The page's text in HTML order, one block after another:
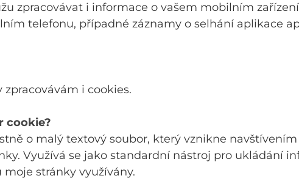
zpracovávat i informace o vašem mobilním
telefonu, případné záznamy o selhání aplikace
i cookies.
cookie?
o malý textový soubor, který vznikne
Využívá se jako standardní nástroj pro ukládání
moje stránky využívány.